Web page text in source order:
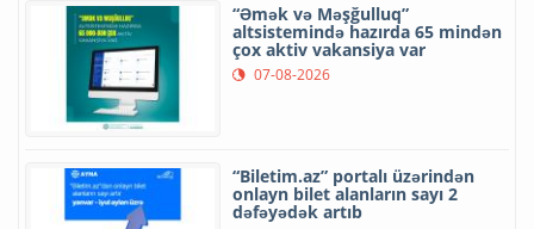
“Əmək və Məşğulluq”
altsistemində hazırda 65 mindən
çox aktiv vakansiya var
07-08-2026
“Biletim.az” portalı üzərindən
onlayn bilet alanların sayı 2
dəfəyədək artıb